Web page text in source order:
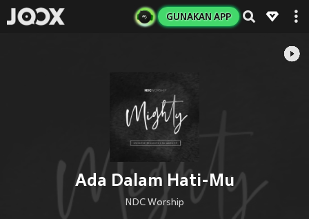
GUNAKAN APP
Ada Dalam Hati-Mu
NDC Worship